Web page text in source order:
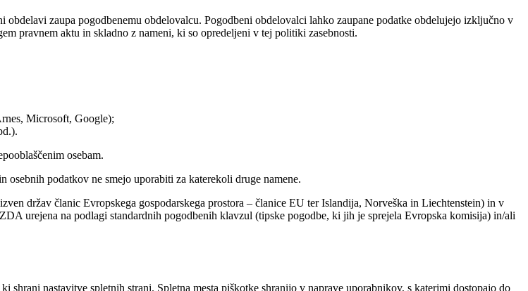
zaupa pogodbenemu obdelovalcu. Pogodbeni obdelovalci lahko zaupane podatke obdelujejo izključno v
pravnem aktu in skladno z nameni, ki so opredeljeni v tej politiki zasebnosti.
Microsoft, Google);
osebam.
podatkov ne smejo uporabiti za katerekoli druge namene.
držav članic Evropskega gospodarskega prostora – članice EU ter Islandija, Norveška in Liechtenstein) in v
urejena na podlagi standardnih pogodbenih klavzul (tipske pogodbe, ki jih je sprejela Evropska komisija) in/ali
nastavitve spletnih strani. Spletna mesta piškotke shranijo v naprave uporabnikov, s katerimi dostopajo do